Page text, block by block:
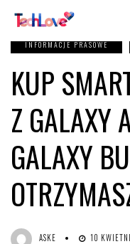
INFORMACJE PRASOWE
KUP
Z GALAXY
GALAXY
ASKE 10